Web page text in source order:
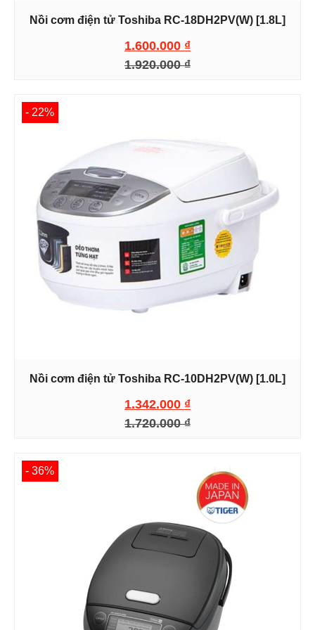
Nồi cơm điện tử Toshiba RC-18DH2PV(W) [1.8L]
1.920.000₫
1.600.000 ₫
- 22%
Nồi cơm điện tử Toshiba RC-10DH2PV(W) [1.0L]
1.720.000₫
1.342.000 ₫
- 36%